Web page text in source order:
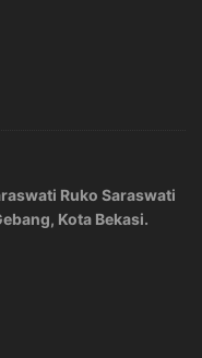
Ruko Saraswati
Kota Bekasi.